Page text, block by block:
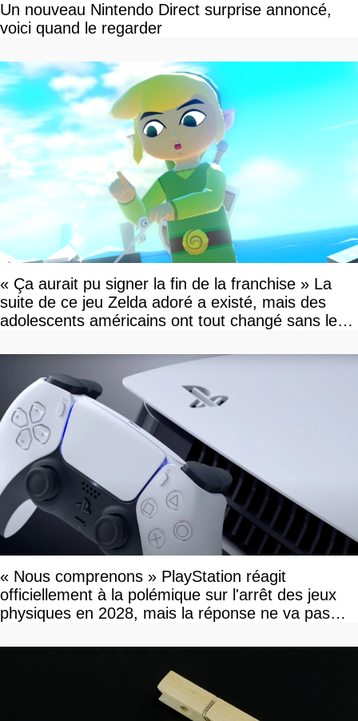
Un nouveau Nintendo Direct surprise annoncé,
voici quand le regarder
« Ça aurait pu signer la fin de la franchise » La
suite de ce jeu Zelda adoré a existé, mais des
adolescents américains ont tout changé sans le
« Nous comprenons » PlayStation réagit
officiellement à la polémique sur l'arrêt des jeux
physiques en 2028, mais la réponse ne va pas